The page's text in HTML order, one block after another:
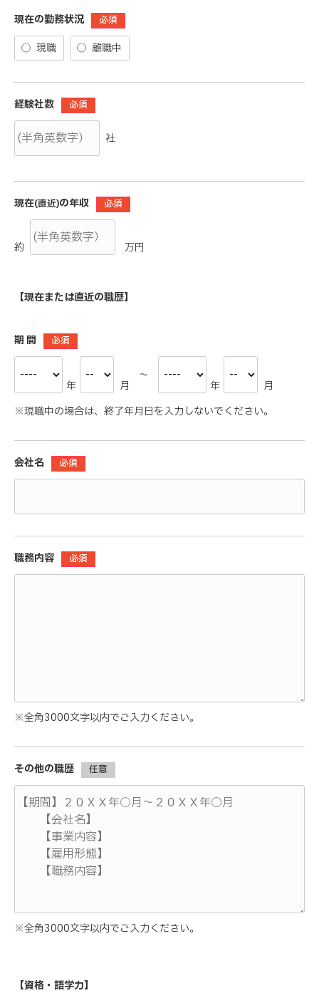
現在の勤務状況 必須
現職 離職中
経験社数 必須
社
現在(直近)の年収 必須
約 万円
【現在または直近の職歴】
期 間 必須
年 月
～
年
月
※現職中の場合は、終了年月日を入力しないでください。
会社名 必須
職務内容 必須
※全角3000文字以内でご入力ください。
その他の職歴 任意
※全角3000文字以内でご入力ください。
【資格・語学力】